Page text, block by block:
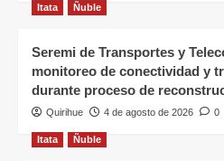
Itata Ñuble
Seremi de Transportes y
monitoreo de conectividad y
durante proceso de
Quirihue 4 de agosto de 2026 0
Itata Ñuble